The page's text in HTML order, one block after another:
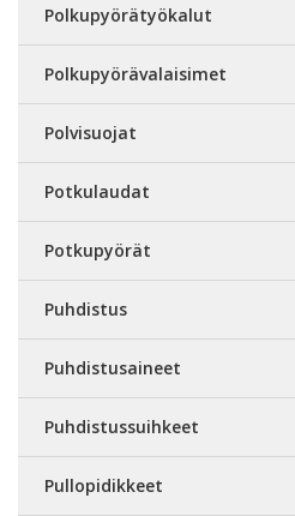
Polkupyörätyökalut
Polkupyörävalaisimet
Polvisuojat
Potkulaudat
Potkupyörät
Puhdistus
Puhdistusaineet
Puhdistussuihkeet
Pullopidikkeet